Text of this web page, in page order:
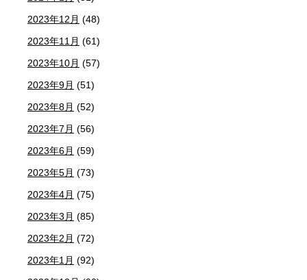
2023年12月 (48)
2023年11月 (61)
2023年10月 (57)
2023年9月 (51)
2023年8月 (52)
2023年7月 (56)
2023年6月 (59)
2023年5月 (73)
2023年4月 (75)
2023年3月 (85)
2023年2月 (72)
2023年1月 (92)